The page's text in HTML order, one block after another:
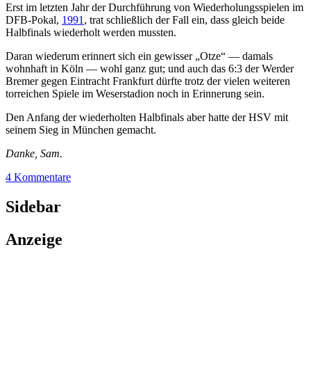
Erst im letzten Jahr der Durchführung von Wiederholungsspielen im
DFB-Pokal, 1991 , trat schließlich der Fall ein, dass gleich beide
Halbfinals wiederholt werden mussten.
Daran wiederum erinnert sich ein gewisser „Otze“ — damals
wohnhaft in Köln — wohl ganz gut; und auch das 6:3 der Werder
Bremer gegen Eintracht Frankfurt dürfte trotz der vielen weiteren
torreichen Spiele im Weserstadion noch in Erinnerung sein.
Den Anfang der wiederholten Halbfinals aber hatte der HSV mit
seinem Sieg in München gemacht.
Danke, Sam.
4 Kommentare
Sidebar
Anzeige